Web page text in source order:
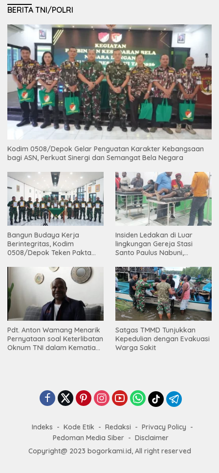
BERITA TNI/POLRI
Kodim 0508/Depok Gelar Penguatan Karakter Kebangsaan
bagi ASN, Perkuat Sinergi dan Semangat Bela Negara
Bangun Budaya Kerja
Berintegritas, Kodim
0508/Depok Teken Pakta
Insiden Ledakan di Luar
lingkungan Gereja Stasi
Santo Paulus Nabuni,
Pdt. Anton Wamang Menarik
Pernyataan soal Keterlibatan
Oknum TNI dalam Kematian
Satgas TMMD Tunjukkan
Kepedulian dengan Evakuasi
Warga Sakit
Indeks Kode Etik Redaksi
Privacy Policy
Pedoman Media Siber
Disclaimer
Copyright@ 2023 bogorkami.id, All right reserved